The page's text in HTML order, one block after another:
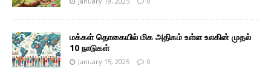
மக்கள் தொகையில் மிக அதிகம் உள்ள உலகின் முதல்
10 நாடுகள்
January 15, 2025 0